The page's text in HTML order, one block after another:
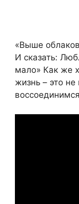
«Выше
И сказать:
мало» Как же
жизнь – это